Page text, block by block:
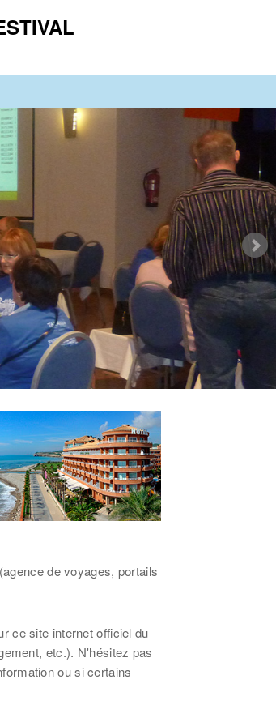
de voyages, portails
ce site internet officiel du
etc.). N'hésitez pas
ou si certains